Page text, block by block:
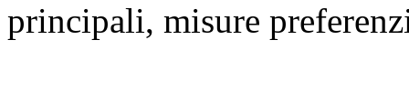
principali, misure